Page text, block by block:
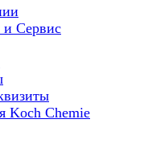
и Сервис
Koch Chemie